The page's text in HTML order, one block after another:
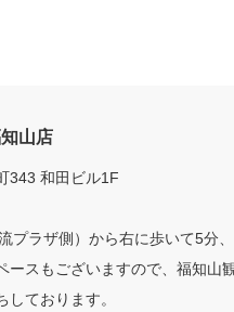
山店
343 和田ビル1F
プラザ側）から右に歩いて5分
ースもございますので、福知山
しております。